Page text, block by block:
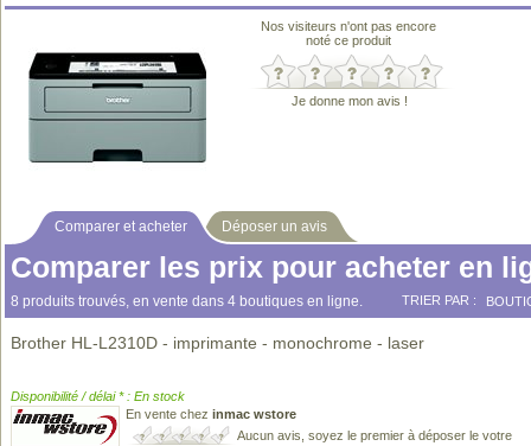
Nos visiteurs n'ont pas encore
noté ce produit
Je donne mon avis !
Comparer et acheter Déposer un avis
Comparer les prix pour acheter en
8 produits trouvés, en vente dans 4 boutiques en ligne. TRIER PAR :
Brother HL-L2310D - imprimante - monochrome - laser
Disponibilité / délai * : En stock
En vente chez inmac wstore
Aucun avis, soyez le premier à déposer le votre